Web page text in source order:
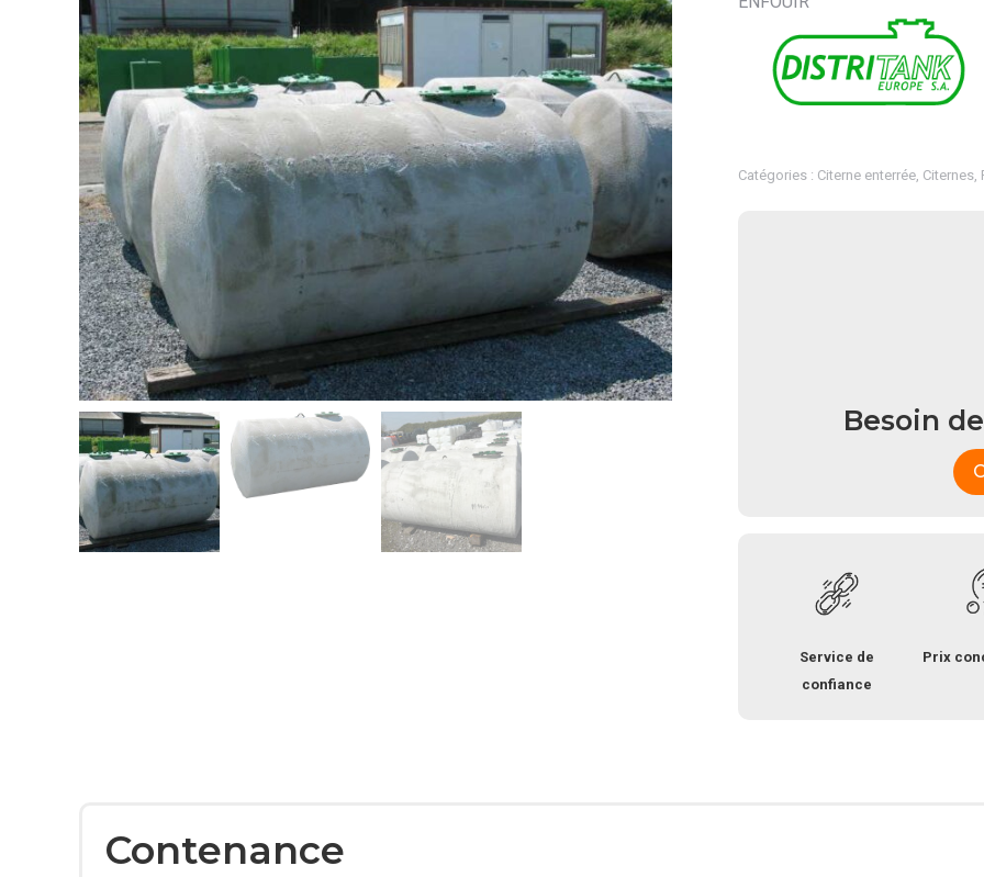
Catégories : Citerne enterrée, Citernes,
Besoin
Service de
confiance
Prix
Contenance